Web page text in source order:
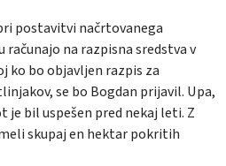
postavitvi načrtovanega
na razpisna sredstva v
ko bo objavljen razpis za
se bo Bogdan prijavil. Upa,
je bil uspešen pred nekaj leti. Z
skupaj en hektar pokritih